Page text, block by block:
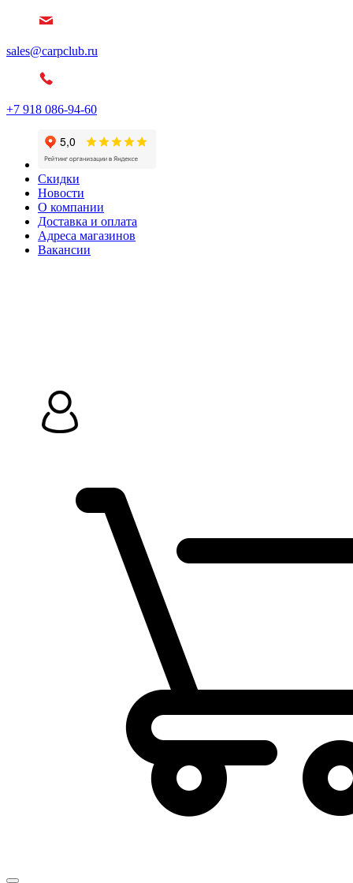
sales@carpclub.ru
+7 918 086-94-60
Скидки
Новости
О компании
Доставка и оплата
Адреса магазинов
Вакансии